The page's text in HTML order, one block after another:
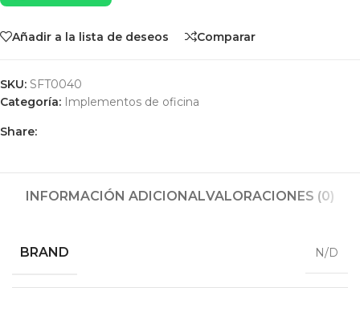
Añadir a la lista de deseos Comparar
SKU: SFT0040
Categoría: Implementos de oficina
Share:
INFORMACIÓN ADICIONALVALORACIONES (0)
BRAND N/D